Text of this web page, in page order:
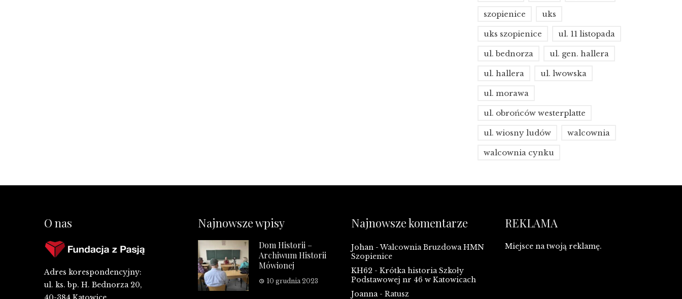
szopienice uks
uks szopienice ul. 11 listopada
ul. bednorza ul. gen. hallera
ul. hallera ul. lwowska
ul. morawa
ul. obrońców westerplatte
ul. wiosny ludów walcownia
walcownia cynku
O nas
Adres korespondencyjny:
ul. ks. bp. H. Bednorza 20,
Najnowsze wpisy
Dom Historii –
Archiwum Historii
Mówionej
10 grudnia 2023
Najnowsze komentarze
Johan -Walcownia Bruzdowa HMN
Szopienice
KH62 - Krótka historia Szkoły
Podstawowej nr 46 w Katowicach
Joanna- Ratusz
REKLAMA
Miejsce na twoją reklamę.